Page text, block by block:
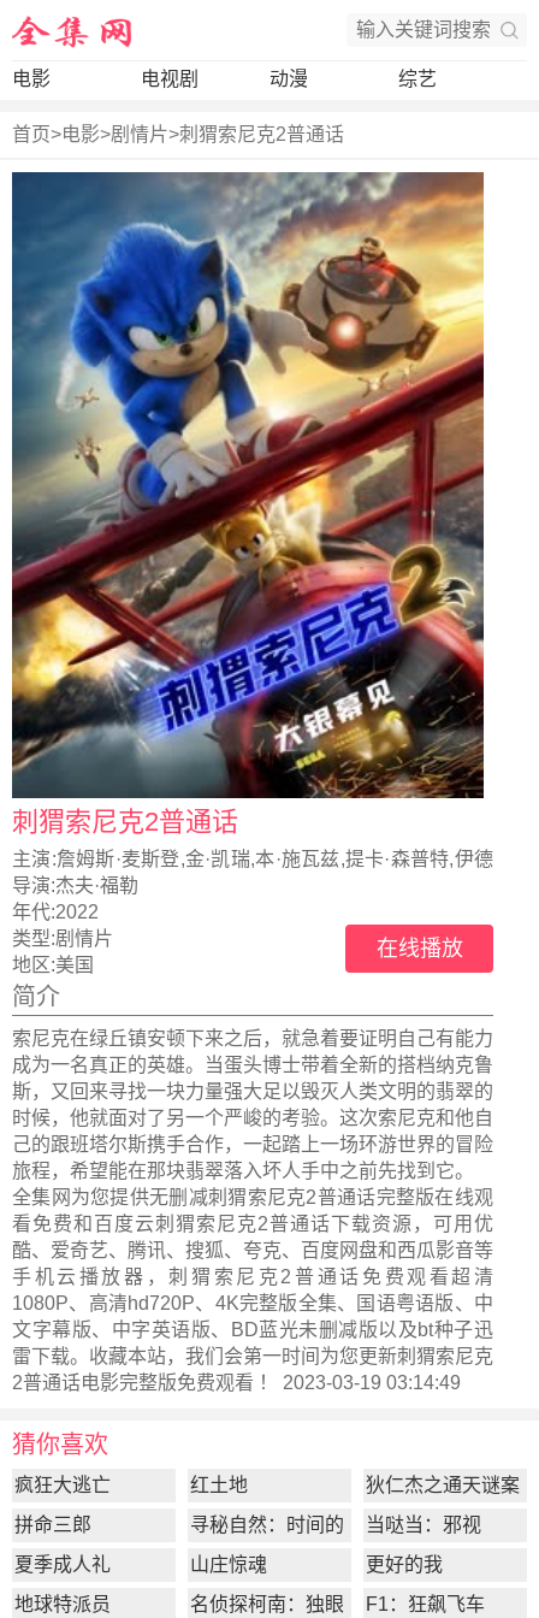
电影 电视剧 动漫 综艺
首页>电影>剧情片>刺猬索尼克2普通话
刺猬索尼克2普通话
主演:詹姆斯·麦斯登,金·凯瑞,本·施瓦兹,提卡·森普特,伊德
里斯·艾尔巴,
导演:杰夫·福勒
年代:2022
类型:剧情片
地区:美国
在线播放
简介
索尼克在绿丘镇安顿下来之后，就急着要证明自己有能力
成为一名真正的英雄。当蛋头博士带着全新的搭档纳克鲁
斯，又回来寻找一块力量强大足以毁灭人类文明的翡翠的
时候，他就面对了另一个严峻的考验。这次索尼克和他自
己的跟班塔尔斯携手合作，一起踏上一场环游世界的冒险
旅程，希望能在那块翡翠落入坏人手中之前先找到它。
全集网为您提供无删减刺猬索尼克2普通话完整版在线观
看免费和百度云刺猬索尼克2普通话下载资源，可用优
酷、爱奇艺、腾讯、搜狐、夸克、百度网盘和西瓜影音等
手机云播放器，刺猬索尼克2普通话免费观看超清
1080P、高清hd720P、4K完整版全集、国语粤语版、中
文字幕版、中字英语版、BD蓝光未删减版以及bt种子迅
雷下载。收藏本站，我们会第一时间为您更新刺猬索尼克
2普通话电影完整版免费观看 ！ 2023-03-19 03:14:49
猜你喜欢
疯狂大逃亡 红土地
狄仁杰之通天谜案
拼命三郎
寻秘自然：时间的
形状
当哒当：邪视
夏季成人礼
山庄惊魂
更好的我
地球特派员
名侦探柯南：独眼 F1：狂飙飞车